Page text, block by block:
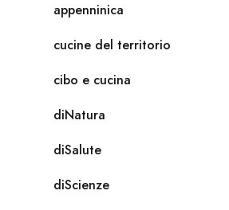
appenninica
cucine del territorio
cibo e cucina
diNatura
diSalute
diScienze